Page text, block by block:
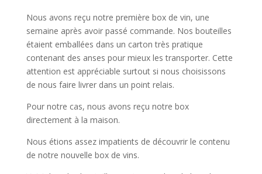
Nous avons reçu notre première box de vin, une
semaine après avoir passé commande. Nos bouteilles
étaient emballées dans un carton très pratique
contenant des anses pour mieux les transporter. Cette
attention est appréciable surtout si nous choisissons
de nous faire livrer dans un point relais.
Pour notre cas, nous avons reçu notre box
directement à la maison.
Nous étions assez impatients de découvrir le contenu
de notre nouvelle box de vins.